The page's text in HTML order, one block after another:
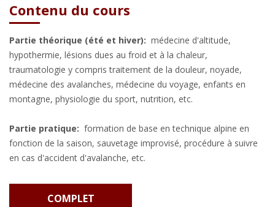
Contenu du cours
Partie théorique (été et hiver): médecine d'altitude,
hypothermie, lésions dues au froid et à la chaleur,
traumatologie y compris traitement de la douleur, noyade,
médecine des avalanches, médecine du voyage, enfants en
montagne, physiologie du sport, nutrition, etc.
Partie pratique: ​ formation de base en technique alpine en
fonction de la saison, sauvetage improvisé, procédure à suivre
en cas d'accident d'avalanche, etc.
COMPLET